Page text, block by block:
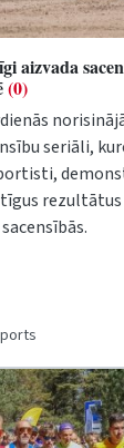
aizvada
(0)
seriāli,